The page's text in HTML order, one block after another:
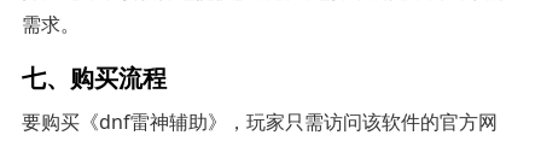
需求。
七、购买流程
要购买《dnf雷神辅助》，玩家只需访问该软件的官方网